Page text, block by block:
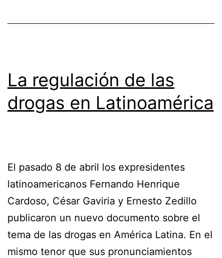
La regulación de las
drogas en Latinoamérica
El pasado 8 de abril los expresidentes
latinoamericanos Fernando Henrique
Cardoso, César Gaviria y Ernesto Zedillo
publicaron un nuevo documento sobre el
tema de las drogas en América Latina. En el
mismo tenor que sus pronunciamientos